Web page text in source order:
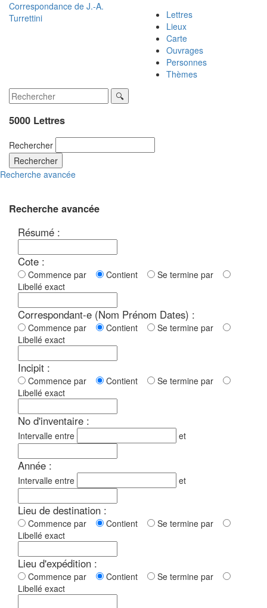
Correspondance de J.-A.
Turrettini
Lettres
Lieux
Carte
Ouvrages
Personnes
Thèmes
5000 Lettres
Rechercher
Rechercher
Recherche avancée
Recherche avancée
Résumé :
Cote :
Commence par Contient
Se termine par
Libellé exact
Correspondant-e (Nom Prénom Dates) :
Commence par Contient
Se termine par
Libellé exact
Incipit :
Commence par Contient
Se termine par
Libellé exact
No d'inventaire :
Intervalle entre et
Année :
Intervalle entre et
Lieu de destination :
Commence par Contient
Se termine par
Libellé exact
Lieu d'expédition :
Commence par Contient
Se termine par
Libellé exact